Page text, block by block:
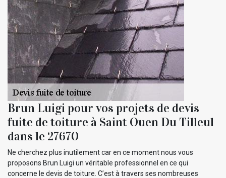
Brun Luigi pour vos projets de devis
fuite de toiture à Saint Ouen Du Tilleul
dans le 27670
Ne cherchez plus inutilement car en ce moment nous vous
proposons Brun Luigi un véritable professionnel en ce qui
concerne le devis de toiture. C’est à travers ses nombreuses